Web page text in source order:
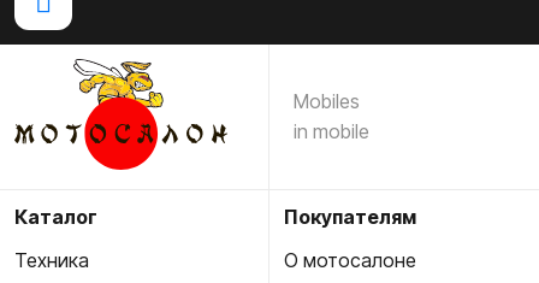
Mobiles
in mobile
Каталог
Техника
Покупателям
О мотосалоне